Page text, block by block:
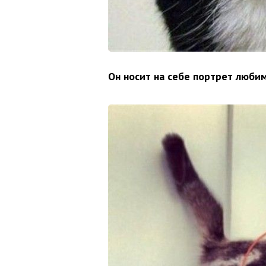
Он носит на себе портрет